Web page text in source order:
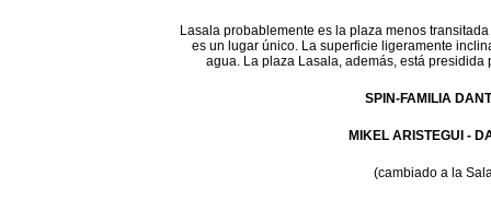
Lasala probablemente es la plaza menos
es un lugar único. La superficie ligeramente
agua. La plaza Lasala, además, está
SPIN-FAMILIA
MIKEL ARISTEGUI -
(cambiado a la